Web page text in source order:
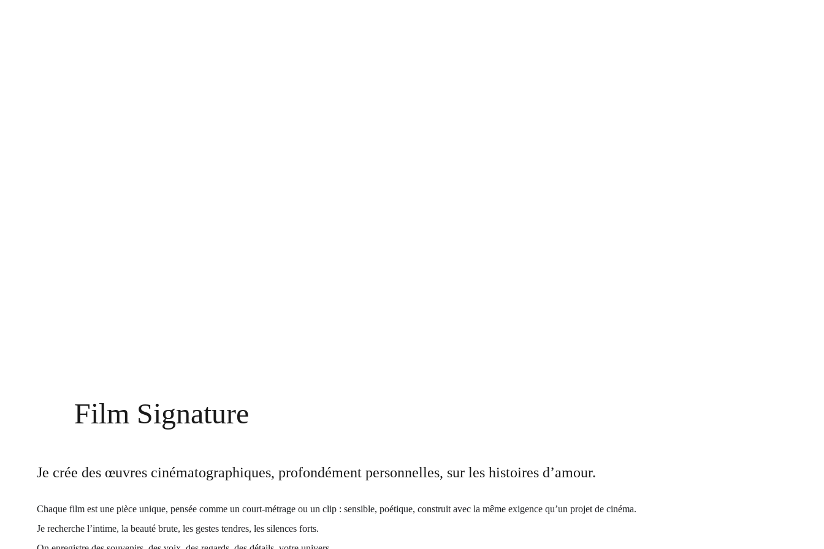
Film Signature
Je crée des œuvres cinématographiques, profondément personnelles, sur les histoires d’amour.
Chaque film est une pièce unique, pensée comme un court-métrage ou un clip : sensible, poétique, construit avec la même exigence qu’un projet de cinéma.
Je recherche l’intime, la beauté brute, les gestes tendres, les silences forts.